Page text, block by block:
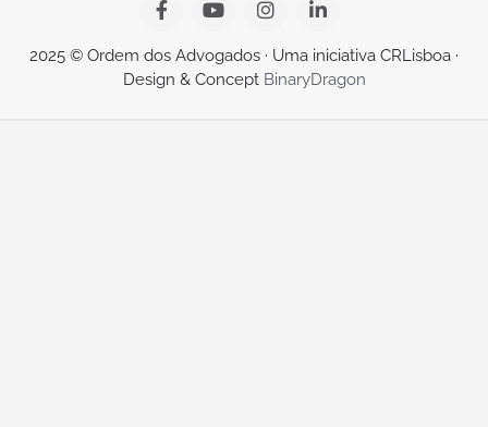
2025 © Ordem dos Advogados · Uma iniciativa CRLisboa ·
Design & Concept BinaryDragon